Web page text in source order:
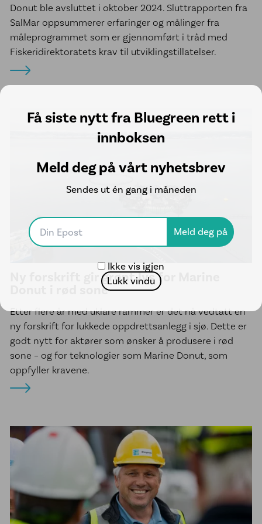
Få siste nytt fra Bluegreen rett i
innboksen
Meld deg på vårt nyhetsbrev
Sendes ut én gang i måneden
Ikke vis igjen
Lukk vindu
Donut ble avsluttet i oktober 2024. Sluttrapporten fra
SalMar oppsummerer erfaringer og målinger fra
måleprogrammet som er gjennomført i tråd med
Fiskeridirektoratets krav til utviklingstillatelser.
Ny forskrift gir grønt lys for Marine
Donut i rød sone
Etter flere år med uklare rammer er det nå vedtatt en
ny forskrift for lukkede oppdrettsanlegg i sjø. Dette er
godt nytt for aktører som ønsker å produsere i rød
sone – og for teknologier som Marine Donut, som
oppfyller kravene.